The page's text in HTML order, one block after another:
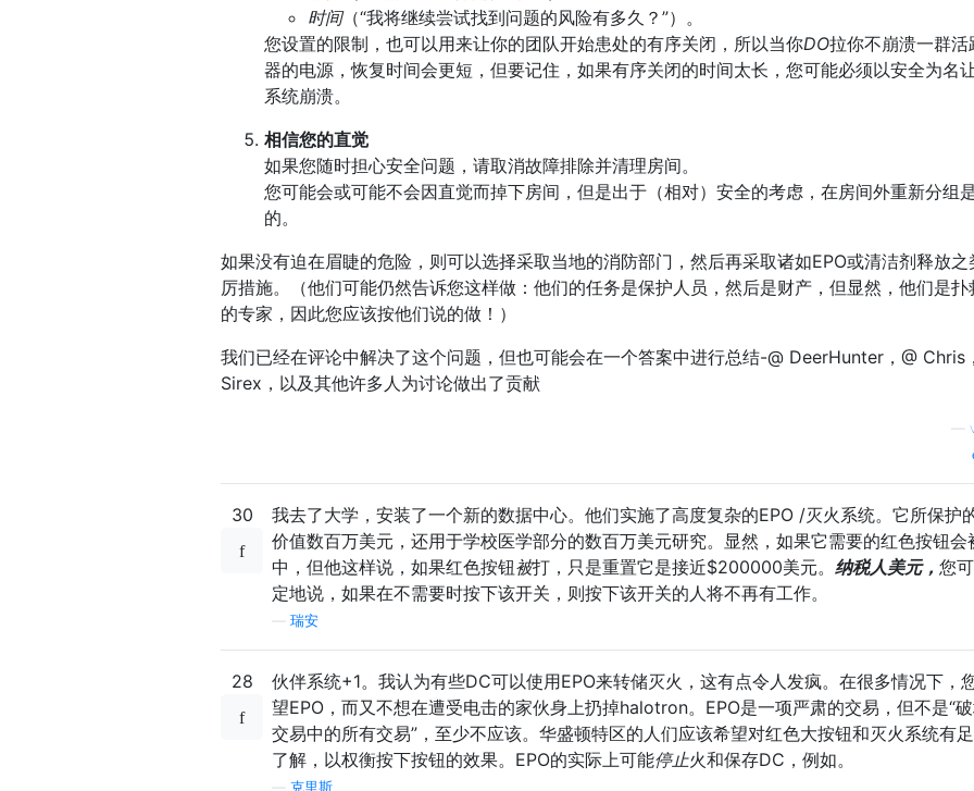
时间（“我将继续尝试找到问题的风险有多久？”）。
您设置的限制，也可以用来让你的团队开始患处的有序关闭，所以当你DO拉你不崩溃一群活
器的电源，恢复时间会更短，但要记住，如果有序关闭的时间太长，您可能必须以安全为名
系统崩溃。
相信您的直觉
如果您随时担心安全问题，请取消故障排除并清理房间。
您可能会或可能不会因直觉而掉下房间，但是出于（相对）安全的考虑，在房间外重新分组
的。
如果没有迫在眉睫的危险，则可以选择采取当地的消防部门，然后再采取诸如EPO或清洁剂释放之
厉措施。（他们可能仍然告诉您这样做：他们的任务是保护人员，然后是财产，但显然，他们是扑
的专家，因此您应该按他们说的做！）
我们已经在评论中解决了这个问题，但也可能会在一个答案中进行总结-@ DeerHunter，@ Chris
Sirex，以及其他许多人为讨论做出了贡献
30
我去了大学，安装了一个新的数据中心。他们实施了高度复杂的EPO /灭火系统。它所保护
价值数百万美元，还用于学校医学部分的数百万美元研究。显然，如果它需要的红色按钮会
中，但他这样说，如果红色按钮被打，只是重置它是接近$200000美元。 纳税人美元， 您
定地说，如果在不需要时按下该开关，则按下该开关的人将不再有工作。
瑞安
28
伙伴系统+1。我认为有些DC可以使用EPO来转储灭火，这有点令人发疯。在很多情况下，
望EPO，而又不想在遭受电击的家伙身上扔掉halotron。EPO是一项严肃的交易，但不是“
交易中的所有交易”，至少不应该。华盛顿特区的人们应该希望对红色大按钮和灭火系统有
了解，以权衡按下按钮的效果。EPO的实际上可能停止火和保存DC，例如。
克里斯